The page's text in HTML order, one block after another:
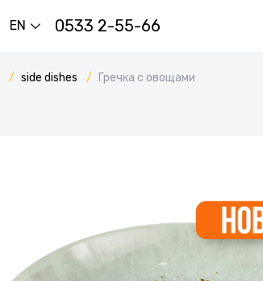
EN 0533 2-55-66
side dishes Гречка с овощами